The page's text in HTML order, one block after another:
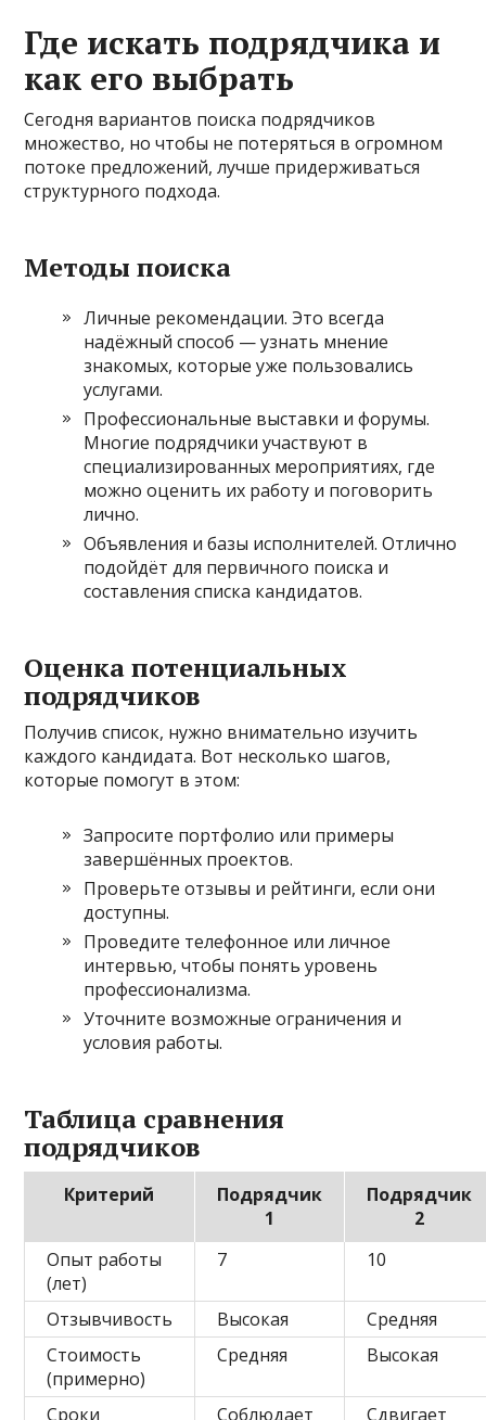
Где искать подрядчика и
как его выбрать
Сегодня вариантов поиска подрядчиков
множество, но чтобы не потеряться в огромном
потоке предложений, лучше придерживаться
структурного подхода.
Методы поиска
Личные рекомендации. Это всегда
надёжный способ — узнать мнение
знакомых, которые уже пользовались
услугами.
Профессиональные выставки и форумы.
Многие подрядчики участвуют в
специализированных мероприятиях, где
можно оценить их работу и поговорить
лично.
Объявления и базы исполнителей. Отлично
подойдёт для первичного поиска и
составления списка кандидатов.
Оценка потенциальных
подрядчиков
Получив список, нужно внимательно изучить
каждого кандидата. Вот несколько шагов,
которые помогут в этом:
Запросите портфолио или примеры
завершённых проектов.
Проверьте отзывы и рейтинги, если они
доступны.
Проведите телефонное или личное
интервью, чтобы понять уровень
профессионализма.
Уточните возможные ограничения и
условия работы.
Таблица сравнения
подрядчиков
Критерий
Подрядчик
1
Подрядчик
2
Опыт работы
(лет)
7 10
Отзывчивость Высокая
Средняя
Стоимость
(примерно)
Средняя Высокая
Сроки
Соблюдает Сдвигает